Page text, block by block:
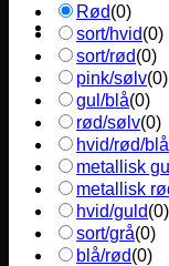
Rød(0)
sort/hvid(0)
sort/rød(0)
pink/sølv(0)
gul/blå(0)
rød/sølv(0)
hvid/rød/blå
metallisk
metallisk
hvid/guld(0)
sort/grå(0)
blå/rød(0)